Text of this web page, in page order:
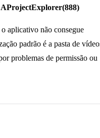
aplicativo não consegue
padrão é a pasta de
problemas de permissão ou